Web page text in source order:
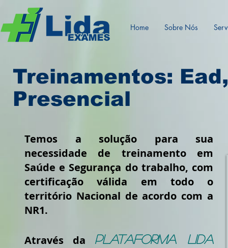
Home Sobre Nós
Treinamentos:
Presencial
Temos a solução para sua
necessidade de treinamento em
Saúde e Segurança do trabalho, com
certificação válida em todo o
território Nacional de acordo com a
NR1.
Através da
Plataforma Lida